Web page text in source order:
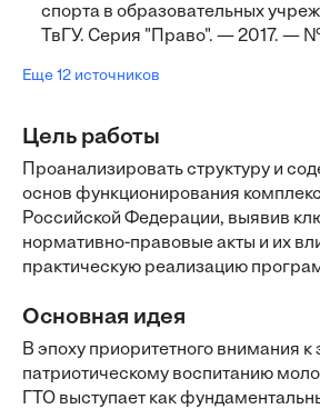
спорта в образовательных
ТвГУ. Серия "Право". — 2017. —
Еще 12 источников
Цель работы
Проанализировать структуру и
основ функционирования
Российской Федерации, выявив
нормативно-правовые акты и их
практическую реализацию
Основная идея
В эпоху приоритетного внимания
патриотическому воспитанию
ГТО выступает как